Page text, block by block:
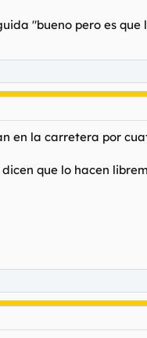
"bueno pero es
en la carretera por
que lo hacen